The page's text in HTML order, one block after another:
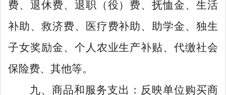
费、退休费、退职（役）费、抚恤金、生活
补助、救济费、医疗费补助、助学金、独生
子女奖励金、个人农业生产补贴、代缴社会
保险费、其他等。
九、商品和服务支出：反映单位购买商